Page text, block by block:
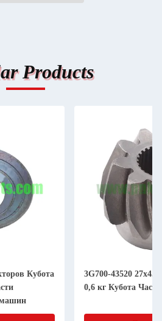
Products
Кубота
машин
3G700-43520
0,6 кг Кубота